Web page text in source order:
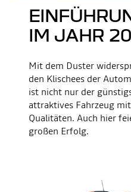
IM JAHR
Mit dem Duster
den Klischees der
ist nicht nur der
attraktives Fahrzeug
Qualitäten. Auch hier
großen Erfolg.